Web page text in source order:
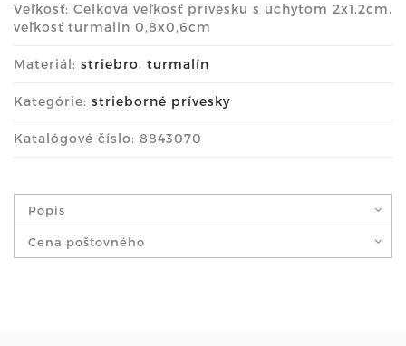
Veľkosť: Celková veľkosť prívesku s úchytom 2x1,2cm,
veľkosť turmalin 0,8x0,6cm
Materiál: striebro, turmalín
Kategórie: strieborné prívesky
Katalógové číslo: 8843070
Popis
Cena poštovného